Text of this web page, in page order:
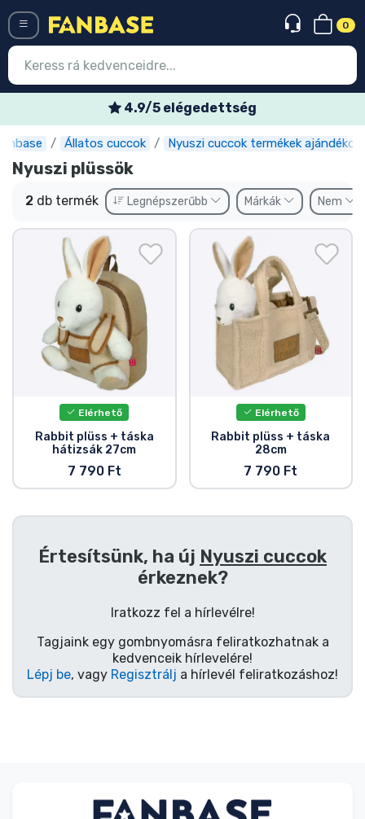
0
4.9/5 elégedettség
Állatos cuccok Nyuszi cuccok termékek ajándékok
Nyuszi plüssök
2 db termék Legnépszerűbb Márkák Nem
Elérhető
Rabbit plüss + táska
hátizsák 27cm
7 790 Ft
Elérhető
Rabbit plüss + táska
28cm
7 790 Ft
Értesítsünk, ha új Nyuszi cuccok
érkeznek?
Iratkozz fel a hírlevélre!
Tagjaink egy gombnyomásra feliratkozhatnak a
kedvenceik hírlevelére!
Lépj be, vagy Regisztrálj a hírlevél feliratkozáshoz!
Belépés Regisztráció
Legújabb cuccok
Akciós ajánlatok
Express szállítás
Előrendelhető cuccok
Outlet cuccok
Ajándékkártya
Szállítás és fizetés
Sorozatos cuccok
Mesés cuccok
Gamer cuccok
Sportos cuccok